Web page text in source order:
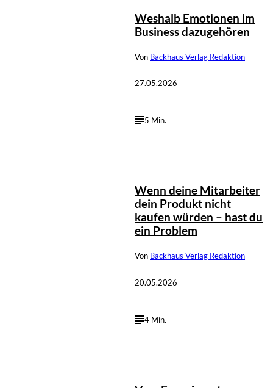
Weshalb Emotionen im
Business dazugehören
Von Backhaus Verlag Redaktion
27.05.2026
5 Min.
Wenn deine Mitarbeiter
dein Produkt nicht
kaufen würden – hast du
ein Problem
Von Backhaus Verlag Redaktion
20.05.2026
4 Min.